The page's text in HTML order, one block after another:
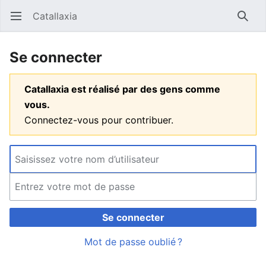
Ouvrir le menu principal Catallaxia
Se connecter
Catallaxia est réalisé par des gens comme
vous.
Connectez-vous pour contribuer.
Se connecter
Mot de passe oublié ?